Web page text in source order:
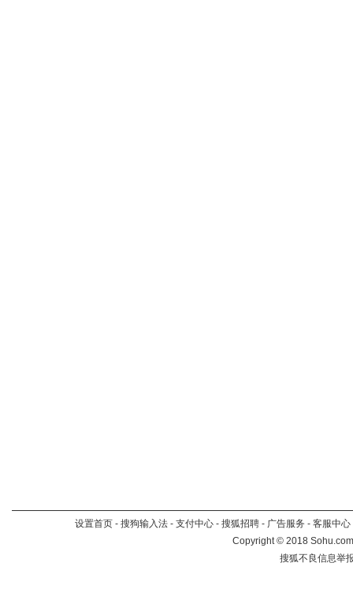
设置首页 - 搜狗输入法 - 支付中心 - 搜狐招聘 - 广告服务 - 客服中心
Copyright©2018
搜狐不良信息举